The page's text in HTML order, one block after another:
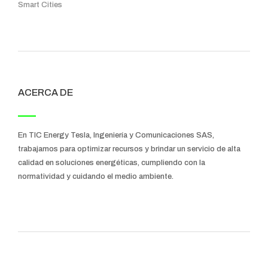
Smart Cities
ACERCA DE
En TIC Energy Tesla, Ingeniería y Comunicaciones SAS,
trabajamos para optimizar recursos y brindar un servicio de alta
calidad en soluciones energéticas, cumpliendo con la
normatividad y cuidando el medio ambiente.